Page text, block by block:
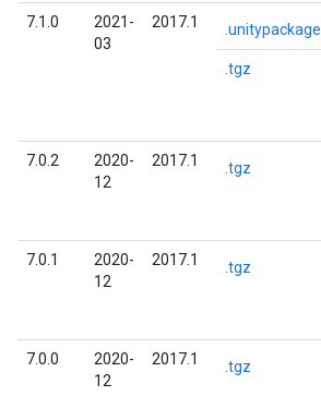
7.1.0
2021-
03
2017.1 .unitypackage
.tgz
7.0.2
2020-
12
2017.1 .tgz
7.0.1
2020-
12
2017.1 .tgz
7.0.0
2020-
12
2017.1 .tgz